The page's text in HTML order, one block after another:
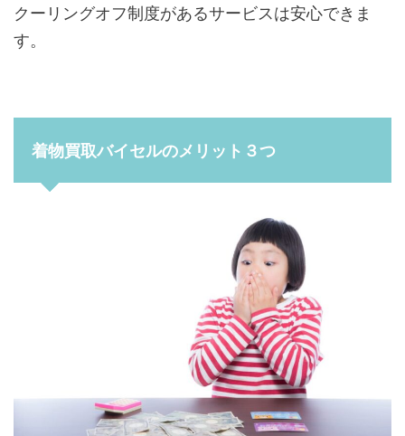
クーリングオフ制度があるサービスは安心できま
す。
着物買取バイセルのメリット３つ